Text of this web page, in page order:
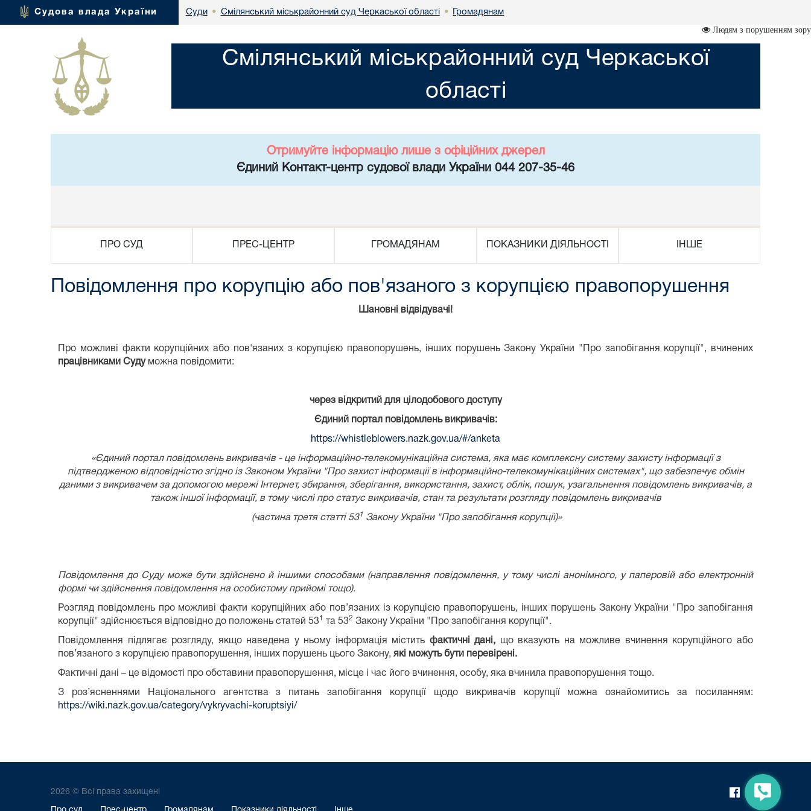
Судова влада України Суди • Смілянський міськрайонний суд Черкаської області • Громадянам
Людям з порушенням зору
Смілянський міськрайонний суд Черкаської
області
Отримуйте інформацію лише з офіційних джерел
Єдиний Контакт-центр судової влади України 044 207-35-46
ПРО СУД ПРЕС-ЦЕНТР ГРОМАДЯНАМ ПОКАЗНИКИ ДІЯЛЬНОСТІ ІНШЕ
Повідомлення про корупцію або пов'язаного з корупцією правопорушення
Шановні відвідувачі!
Про можливі факти корупційних або пов'язаних з корупцією правопорушень, інших порушень Закону України "Про запобігання корупції", вчинених
працівниками Судуможна повідомити:
через відкритий для цілодобового доступу
Єдиний портал повідомлень викривачів:
https://whistleblowers.nazk.gov.ua/#/anketa
«Єдиний портал повідомлень викривачів - це інформаційно-телекомунікаційна система, яка має комплексну систему захисту інформації з
підтвердженою відповідністю згідно із Законом України"Про захист інформації в інформаційно-телекомунікаційних системах", що забезпечує обмін
даними з викривачем за допомогою мережі Інтернет, збирання, зберігання, використання, захист, облік, пошук, узагальнення повідомлень викривачів, а
також іншої інформації, в тому числі про статус викривачів, стан та результати розгляду повідомлень викривачів
(частина третя статті 531 Закону України "Про запобігання корупції)»
Повідомлення до Суду може бути здійснено й іншими способами (направлення повідомлення, у тому числі анонімного, у паперовій або електронній
формі чи здійснення повідомлення на особистому прийомі тощо).
Розгляд повідомлень про можливі факти корупційних або пов’язаних із корупцією правопорушень, інших порушень Закону України "Про запобігання
корупції" здійснюється відповідно до положень статей 531 та 532 Закону України "Про запобігання корупції".
Повідомлення підлягає розгляду, якщо наведена у ньому інформація містить фактичні дані, що вказують на можливе вчинення корупційного або
пов’язаного з корупцією правопорушення, інших порушень цього Закону, які можуть бути перевірені.
Фактичні дані – це відомості про обставини правопорушення, місце і час його вчинення, особу, яка вчинила правопорушення тощо.
З роз’ясненнями Національного агентства з питань запобігання корупції щодо викривачів корупції можна ознайомитись за посиланням:
https://wiki.nazk.gov.ua/category/vykryvachi-koruptsiyi/
2026 © Всі права захищені